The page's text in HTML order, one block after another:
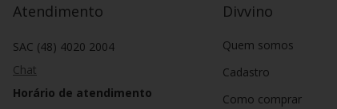
Atendimento
SAC (48) 4020 2004
Chat
Horário de atendimento
Divvino
Quem somos
Cadastro
Como comprar